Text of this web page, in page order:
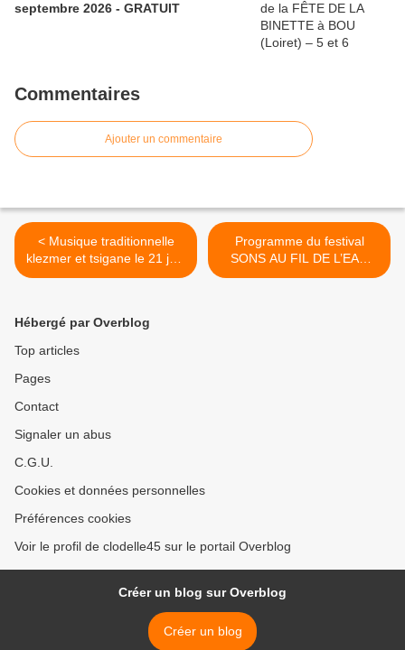
septembre 2026 - GRATUIT
Commentaires
Ajouter un commentaire
< Musique traditionnelle
klezmer et tsigane le 21 juin
dans la cour du CERCIL à
Programme du festival
SONS AU FIL DE L’EAU
samedi 28 juin à La
Hébergé par Overblog
Top articles
Pages
Contact
Signaler un abus
C.G.U.
Cookies et données personnelles
Préférences cookies
Voir le profil de clodelle45 sur le portail Overblog
Créer un blog sur Overblog
Créer un blog